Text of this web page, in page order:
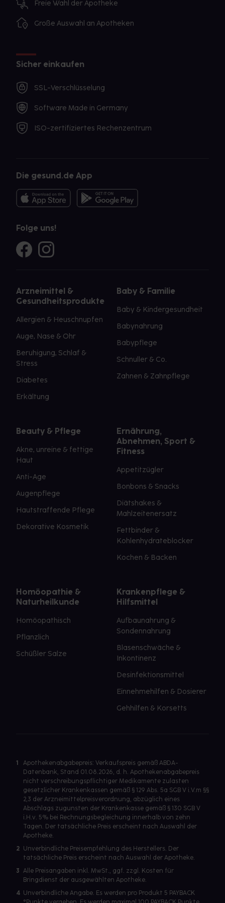
Freie Wahl der Apotheke
Große Auswahl an Apotheken
Sicher einkaufen
SSL-Verschlüsselung
Software Made in Germany
ISO-zertifiziertes Rechenzentrum
Die gesund.de App
Folge uns!
Arzneimittel &
Gesundheitsprodukte
Allergien & Heuschnupfen
Auge, Nase & Ohr
Beruhigung, Schlaf &
Stress
Diabetes
Erkältung
Baby & Familie
Baby & Kindergesundheit
Babynahrung
Babypflege
Schnuller & Co.
Zahnen & Zahnpflege
Beauty & Pflege
Akne, unreine & fettige
Haut
Anti-Age
Augenpflege
Hautstraffende Pflege
Dekorative Kosmetik
Ernährung,
Abnehmen, Sport &
Fitness
Appetitzügler
Bonbons & Snacks
Diätshakes &
Mahlzeitenersatz
Fettbinder &
Kohlenhydrateblocker
Kochen & Backen
Homöopathie &
Naturheilkunde
Homöopathisch
Pflanzlich
Schüßler Salze
Krankenpflege &
Hilfsmittel
Aufbaunahrung &
Sondennahrung
Blasenschwäche &
Inkontinenz
Desinfektionsmittel
Einnehmehilfen & Dosierer
Gehhilfen & Korsetts
1
Apothekenabgabepreis: Verkaufspreis gemäß ABDA-
Datenbank, Stand 01.08.2026, d. h. Apothekenabgabepreis
nicht verschreibungspflichtiger Medikamente zulasten
gesetzlicher Krankenkassen gemäß § 129 Abs. 5a SGB V i.V.m §§
2,3 der Arzneimittelpreisverordnung, abzüglich eines
Abschlags zugunsten der Krankenkasse gemäß § 130 SGB V
i.H.v. 5% bei Rechnungsbegleichung innerhalb von zehn
Tagen. Der tatsächliche Preis erscheint nach Auswahl der
Apotheke.
2 Unverbindliche Preisempfehlung des Herstellers. Der
tatsächliche Preis erscheint nach Auswahl der Apotheke.
3 Alle Preisangaben inkl. MwSt., ggf. zzgl. Kosten für
Bringdienst der ausgewählten Apotheke.
4 Unverbindliche Angabe. Es werden pro Produkt 5 PAYBACK